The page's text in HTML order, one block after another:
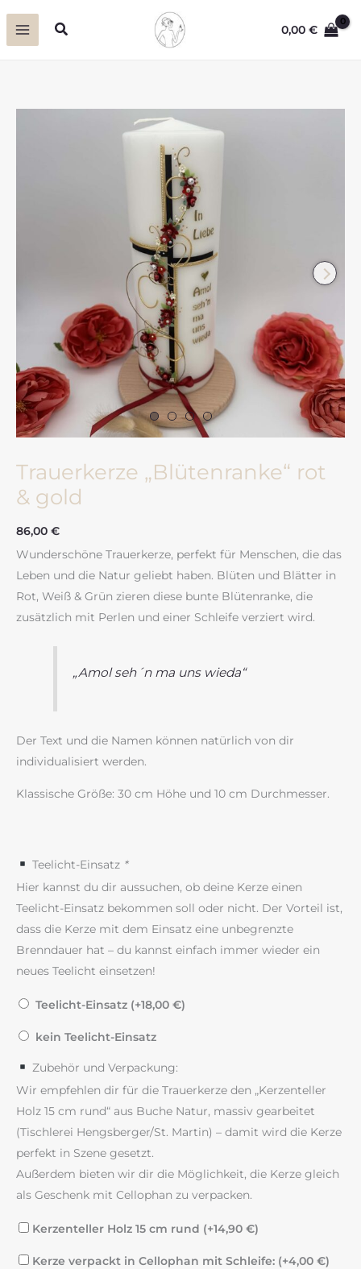
Inhalt
Suchen 0,00€
Trauerkerze „Blütenranke“ rot
& gold
86,00 €
Wunderschöne Trauerkerze, perfekt für Menschen, die das
Leben und die Natur geliebt haben. Blüten und Blätter in
Rot, Weiß & Grün zieren diese bunte Blütenranke, die
zusätzlich mit Perlen und einer Schleife verziert wird.
„Amol seh´n ma uns wieda“
Der Text und die Namen können natürlich von dir
individualisiert werden.
Klassische Größe: 30 cm Höhe und 10 cm Durchmesser.
Teelicht-Einsatz *
Hier kannst du dir aussuchen, ob deine Kerze einen
Teelicht-Einsatz bekommen soll oder nicht. Der Vorteil ist,
dass die Kerze mit dem Einsatz eine unbegrenzte
Brenndauer hat – du kannst einfach immer wieder ein
neues Teelicht einsetzen!
Teelicht-Einsatz (+18,00 €)
kein Teelicht-Einsatz
Zubehör und Verpackung:
Wir empfehlen dir für die Trauerkerze den „Kerzenteller
Holz 15 cm rund“ aus Buche Natur, massiv gearbeitet
(Tischlerei Hengsberger/St. Martin) – damit wird die Kerze
perfekt in Szene gesetzt.
Außerdem bieten wir dir die Möglichkeit, die Kerze gleich
als Geschenk mit Cellophan zu verpacken.
Kerzenteller Holz 15 cm rund (+14,90 €)
Kerze verpackt in Cellophan mit Schleife: (+4,00 €)